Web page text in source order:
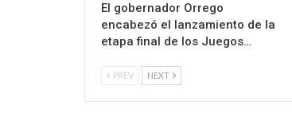
El gobernador Orrego
encabezó el lanzamiento de la
etapa final de los Juegos…
PREV NEXT